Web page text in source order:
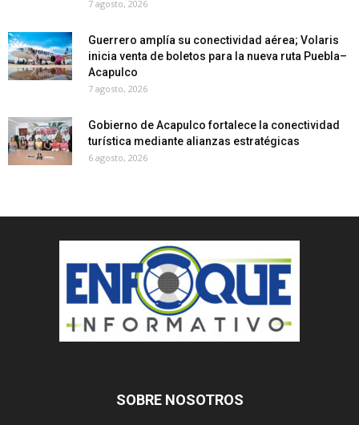
7 agosto, 2026
Guerrero amplía su conectividad aérea; Volaris
inicia venta de boletos para la nueva ruta Puebla–
Acapulco
7 agosto, 2026
Gobierno de Acapulco fortalece la conectividad
turística mediante alianzas estratégicas
6 agosto, 2026
SOBRE NOSOTROS